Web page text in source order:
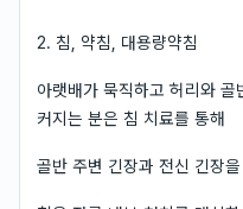
2. 침, 약침, 대용량약침
아랫배가 묵직하고 허리와
커지는 분은 침 치료를 통해
골반 주변 긴장과 전신 긴장